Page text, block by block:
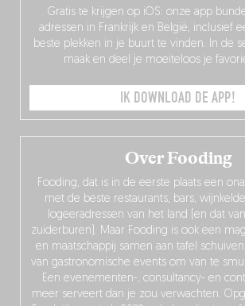
Over Fooding
Fooding, dat is in de eerste plaats een
met de beste restaurants, bars,
logeeradressen van het land (en dat
zuiderburen). Maar Fooding is ook een
en maatschappij samen aan tafel
van gastronomische events om van te
Een evenementen-, consultancy- en
meer serveert dan je zou verwachten.
Gratis te krijgen op iOS: onze app
adressen in Frankrijk en België, inclusief
beste plekken in je buurt te vinden. In de
maak en deel je moeiteloos je
IK DOWNLOAD DE APP!